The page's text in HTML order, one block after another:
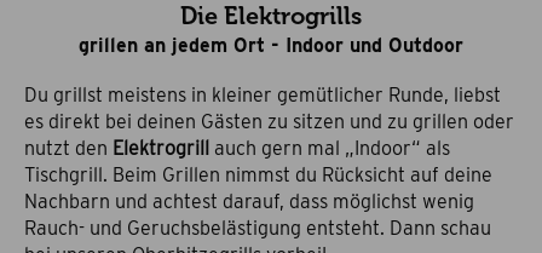
Die Elektrogrills
grillen an jedem Ort - Indoor und Outdoor
Du grillst meistens in kleiner gemütlicher Runde, liebst
es direkt bei deinen Gästen zu sitzen und zu grillen oder
nutzt den Elektrogrill auch gern mal „Indoor“ als
Tischgrill. Beim Grillen nimmst du Rücksicht auf deine
Nachbarn und achtest darauf, dass möglichst wenig
Rauch- und Geruchsbelästigung entsteht. Dann schau